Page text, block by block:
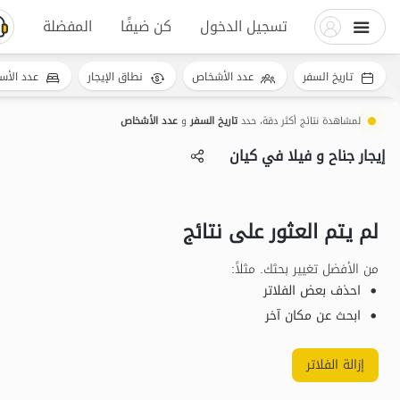
تسجيل الدخول كن ضيفًا المفضلة
لمشاهدة نتائج أكثر دقة، حددتاريخ السفروعدد الأشخاص
إيجار جناح و فيلا في کیان
لم يتم العثور على نتائج
من الأفضل تغيير بحثك. مثلاً:
احذف بعض الفلاتر
ابحث عن مكان آخر
إزالة الفلاتر
تاريخ السفر عدد الأشخاص نطاق الإيجار عدد